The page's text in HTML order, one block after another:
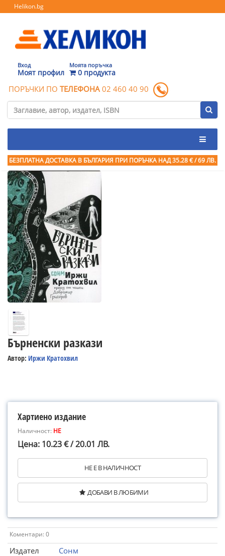
Helikon.bg
Вход
Моят профил
Моята поръчка
0 продукта
ПОРЪЧКИ ПО ТЕЛЕФОНА 02 460 40 90
БЕЗПЛАТНА ДОСТАВКА В БЪЛГАРИЯ ПРИ ПОРЪЧКА НАД 35.28 € / 69 ЛВ.
Бърненски разкази
Автор: Иржи Кратохвил
Хартиено издание
Наличност: НЕ
Цена: 10.23 € / 20.01 ЛВ.
НЕ Е В НАЛИЧНОСТ
ДОБАВИ В ЛЮБИМИ
Коментари: 0
Издател
Сонм